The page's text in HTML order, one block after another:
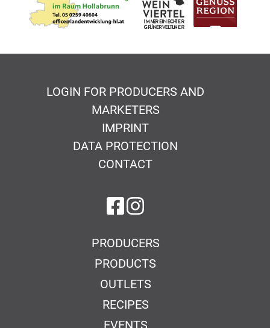
LOGIN FOR PRODUCERS AND
MARKETERS
IMPRINT
DATA PROTECTION
CONTACT
on Facebook
on Instagram
PRODUCERS
PRODUCTS
OUTLETS
RECIPES